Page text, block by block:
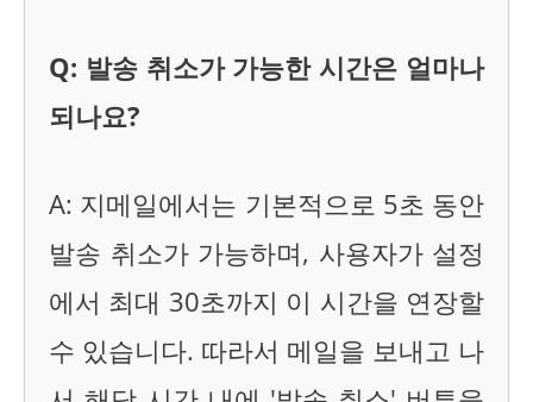
Q: 발송 취소가 가능한 시간은 얼마나
되나요?
A: 지메일에서는 기본적으로 5초 동안
발송 취소가 가능하며, 사용자가 설정
에서 최대 30초까지 이 시간을 연장할
수 있습니다. 따라서 메일을 보내고 나